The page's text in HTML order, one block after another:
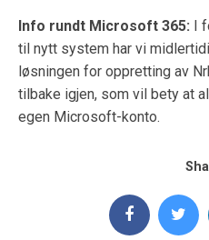
Info rundt Microsoft 365: I
til nytt system har vi
løsningen for oppretting av
tilbake igjen, som vil bety at
egen Microsoft-konto.